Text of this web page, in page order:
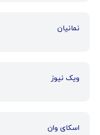
نمانیان
ویک نیوز
اسکای وان